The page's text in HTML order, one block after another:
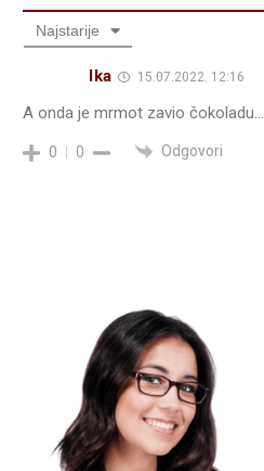
Najstarije
Ika 15.07.2022. 12:16
A onda je mrmot zavio čokoladu…
0 0 Odgovori